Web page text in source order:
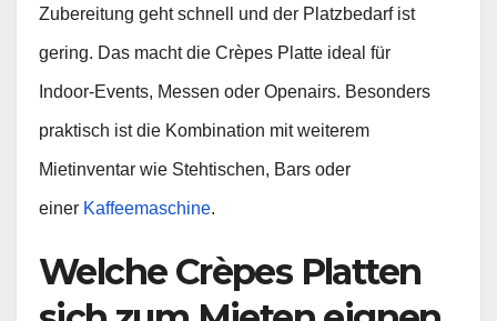
Zubereitung geht schnell und der Platzbedarf ist
gering. Das macht die Crèpes Platte ideal für
Indoor‑Events, Messen oder Openairs. Besonders
praktisch ist die Kombination mit weiterem
Mietinventar wie Stehtischen, Bars oder
einer Kaffeemaschine.
Welche Crèpes Platten